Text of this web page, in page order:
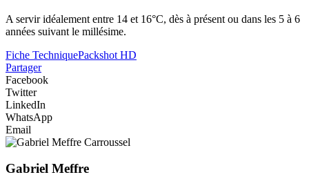
A servir idéalement entre 14 et 16°C, dès à présent ou dans les 5 à 6
années suivant le millésime.
Fiche TechniquePackshot HD
Partager
Facebook
Twitter
LinkedIn
WhatsApp
Email
Gabriel Meffre